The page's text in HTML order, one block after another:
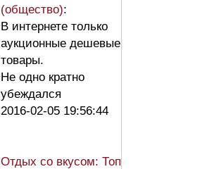
(общество):
В интернете только
аукционные дешевые
товары.
Не одно кратно
убеждался
2016-02-05 19:56:44
Отдых со вкусом: Топ